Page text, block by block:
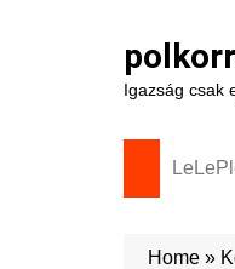
Igazság csak
Home »